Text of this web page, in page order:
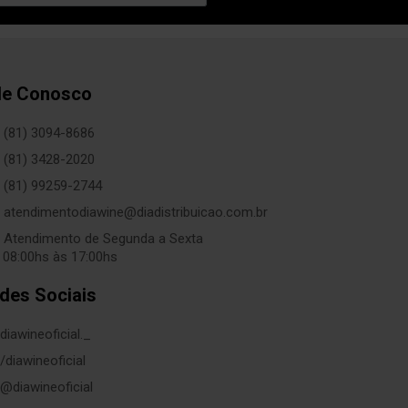
Conosco
(81) 3094-8686
(81) 3428-2020
(81) 99259-2744
atendimentodiawine@diadistribuicao.com.br
Atendimento de Segunda a Sexta
às 17:00hs
Sociais
diawineoficial._
/diawineoficial
@diawineoficial